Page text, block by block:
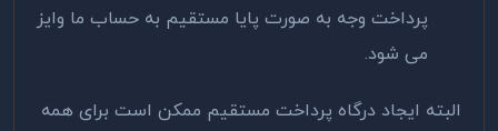
پرداخت وجه به صورت پایا مستقیم به حساب ما وایز
می شود.
البته ایجاد درگاه پرداخت مستقیم ممکن است برای همه